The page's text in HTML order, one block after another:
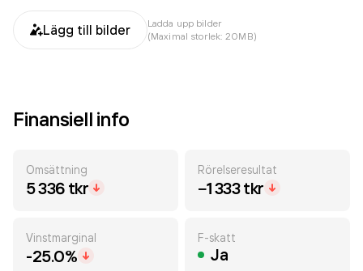
Lägg till bilder
Ladda upp bilder
(Maximal storlek: 20MB)
Finansiell info
Omsättning
5 336 tkr
Rörelseresultat
−1 333 tkr
Vinstmarginal
-25.0%
F-skatt
Ja